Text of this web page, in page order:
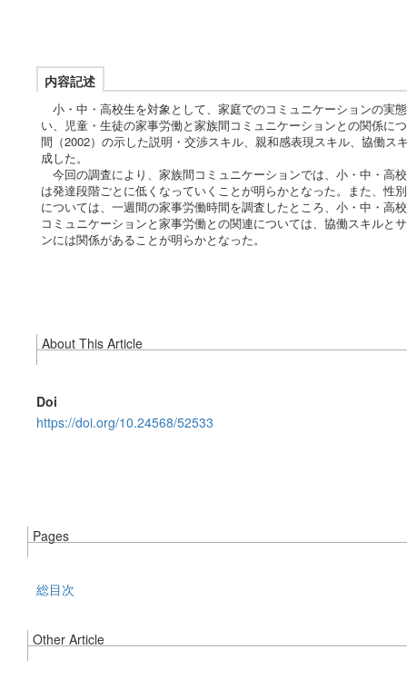
内容記述
小・中・高校生を対象として、家庭でのコミュニケーションの実
い、児童・生徒の家事労働と家族間コミュニケーションとの関係
間（2002）の示した説明・交渉スキル、親和感表現スキル、協働
成した。
今回の調査により、家族間コミュニケーションでは、小・中・高
は発達段階ごとに低くなっていくことが明らかとなった。また、
については、一週間の家事労働時間を調査したところ、小・中・
コミュニケーションと家事労働との関連については、協働スキル
ンには関係があることが明らかとなった。
About This Article
Doi
https://doi.org/10.24568/52533
Pages
総目次
Other Article